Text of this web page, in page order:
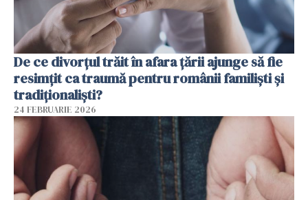
De ce divorțul trăit în afara țării ajunge să fie
resimțit ca traumă pentru românii familiști și
tradiționaliști?
24 FEBRUARIE 2026